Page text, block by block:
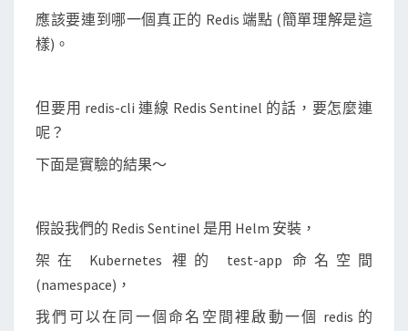
e
n
的
R
d
應該要連到哪一個真正的 Redis 端點 (簡單理解是這
樣)。
但要用 redis-cli 連線 Redis Sentinel 的話，要怎麼連
呢？
下面是實驗的結果～
假設我們的 Redis Sentinel 是用 Helm 安裝，
架在 Kubernetes 裡的 test-app 命名空間
(namespace)，
我們可以在同一個命名空間裡啟動一個 redis 的